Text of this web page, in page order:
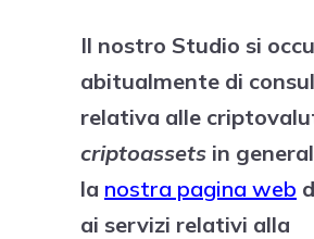
Il nostro Studio si
abitualmente di
relativa alle
criptoassets in
la nostra pagina web
ai servizi relativi alla